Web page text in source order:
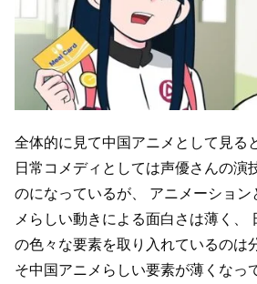
全体的に見て中国アニメとして見る
日常コメディとしては声優さんの演
のになっているが、
アニメーション
メらしい動きによる面白さは薄く、
の色々な要素を取り入れているのは
そ中国アニメらしい要素が薄くなっ